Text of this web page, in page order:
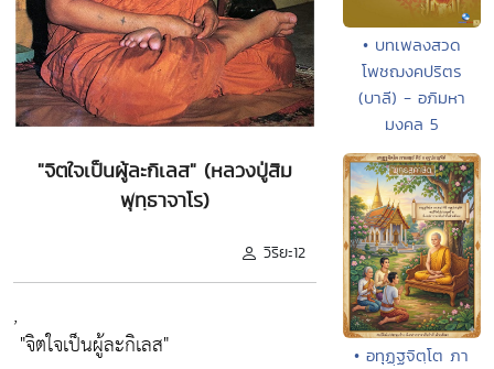
"จิตใจเป็นผู้ละกิเลส" (หลวงปู่สิม
พุทฺธาจาโร)
วิริยะ12
,
"จิตใจเป็นผู้ละกิเลส"
• บทเพลงสวด
โพชฌงคปริตร
(บาลี) - อภิมหา
มงคล 5
• อทุฏฺฐจิตฺโต ภา